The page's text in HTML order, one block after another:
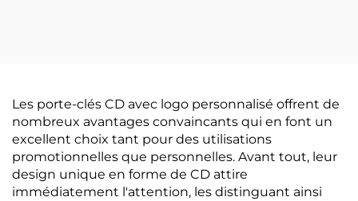
Les porte-clés CD avec logo personnalisé offrent de
nombreux avantages convaincants qui en font un
excellent choix tant pour des utilisations
promotionnelles que personnelles. Avant tout, leur
design unique en forme de CD attire
immédiatement l'attention, les distinguant ainsi